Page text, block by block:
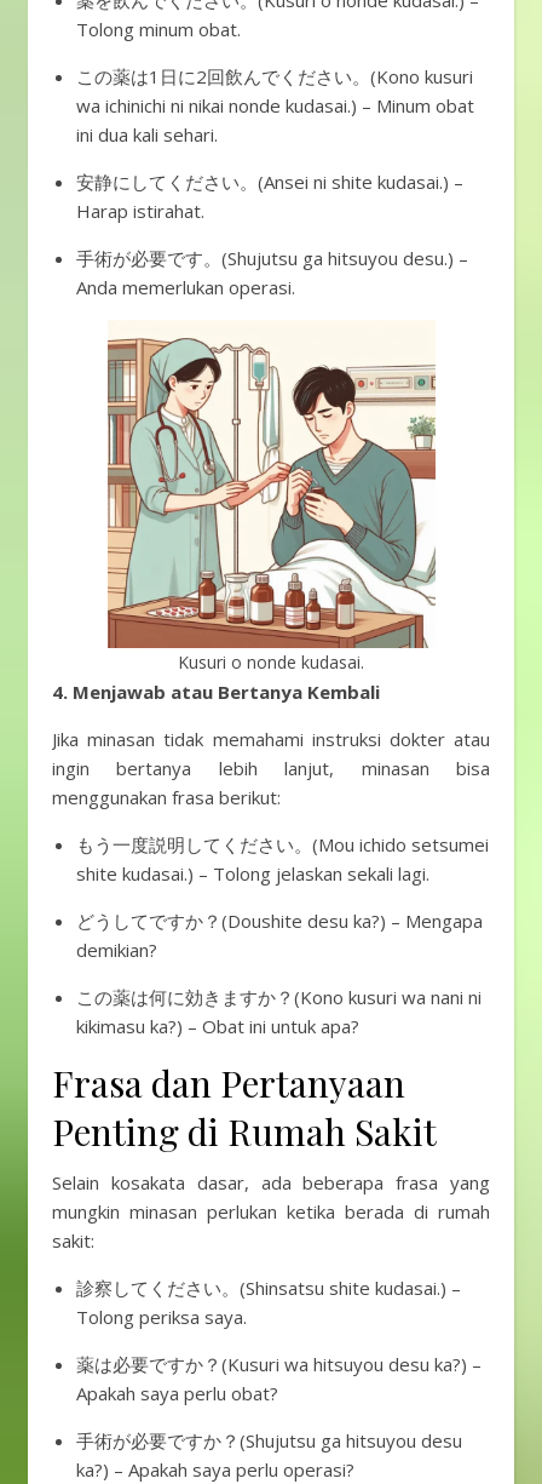
Tolong minum obat.
この薬は1日に2回飲んでください。(Kono kusuri
wa ichinichi ni nikai nonde kudasai.) – Minum obat
ini dua kali sehari.
安静にしてください。(Ansei ni shite kudasai.) –
Harap istirahat.
手術が必要です。(Shujutsu ga hitsuyou desu.) –
Anda memerlukan operasi.
Kusuri o nonde kudasai.
4. Menjawab atau Bertanya Kembali
Jika minasan tidak memahami instruksi dokter atau
ingin bertanya lebih lanjut, minasan bisa
menggunakan frasa berikut:
もう一度説明してください。(Mou ichido setsumei
shite kudasai.) – Tolong jelaskan sekali lagi.
どうしてですか？(Doushite desu ka?) – Mengapa
demikian?
この薬は何に効きますか？(Kono kusuri wa nani ni
kikimasu ka?) – Obat ini untuk apa?
Frasa dan Pertanyaan
Penting di Rumah Sakit
Selain kosakata dasar, ada beberapa frasa yang
mungkin minasan perlukan ketika berada di rumah
sakit:
診察してください。(Shinsatsu shite kudasai.) –
Tolong periksa saya.
薬は必要ですか？(Kusuri wa hitsuyou desu ka?) –
Apakah saya perlu obat?
手術が必要ですか？(Shujutsu ga hitsuyou desu
ka?) – Apakah saya perlu operasi?